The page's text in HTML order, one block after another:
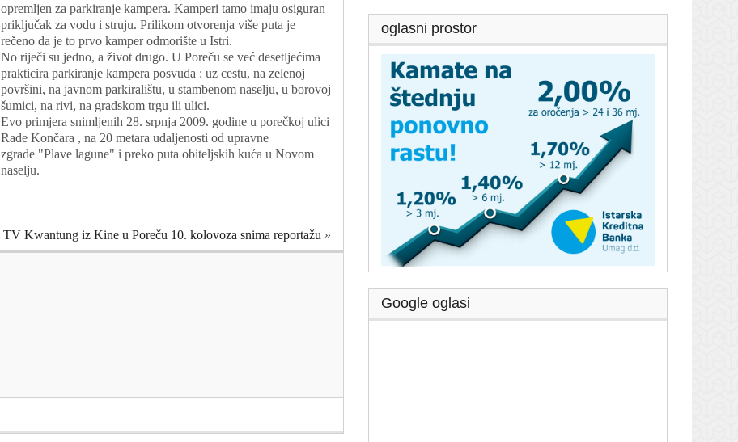
opremljen za parkiranje kampera. Kamperi tamo imaju osiguran
priključak za vodu i struju. Prilikom otvorenja više puta je
rečeno da je to prvo kamper odmorište u Istri.
No riječi su jedno, a život drugo. U Poreču se već desetljećima
prakticira parkiranje kampera posvuda : uz cestu, na zelenoj
površini, na javnom parkiralištu, u stambenom naselju, u borovoj
šumici, na rivi, na gradskom trgu ili ulici.
Evo primjera snimljenih 28. srpnja 2009. godine u porečkoj ulici
Rade Končara , na 20 metara udaljenosti od upravne
zgrade "Plave lagune" i preko puta obiteljskih kuća u Novom
naselju.
TV Kwantung iz Kine u Poreču 10. kolovoza snima reportažu »
oglasni prostor
Google oglasi